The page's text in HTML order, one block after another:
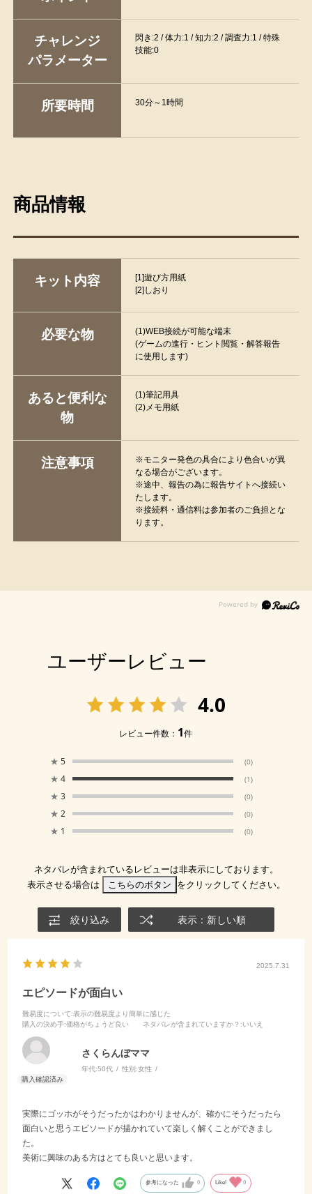
チャレンジ
パラメーター
閃き:2 / 体力:1 / 知力:2 / 調査力:1 / 特殊
技能:0
所要時間 30分～1時間
商品情報
キット内容
[1]遊び方用紙
[2]しおり
必要な物
(1)WEB接続が可能な端末
(ゲームの進行・ヒント閲覧・解答報告
に使用します)
あると便利な
物
(1)筆記用具
(2)メモ用紙
注意事項
※モニター発色の具合により色合いが異
なる場合がございます。
※途中、報告の為に報告サイトへ接続い
たします。
※接続料・通信料は参加者のご負担とな
ります。
ユーザーレビュー
4.0
レビュー件数： 1件
★ 5 (0)
★ 4 (1)
★ 3 (0)
★ 2 (0)
★ 1 (0)
ネタバレが含まれているレビューは非表示にしております。
表示させる場合は
こちらのボタン をクリックしてください。
絞り込み 表示：新しい順
2025.7.31
エピソードが面白い
難易度について:表示の難易度より簡単に感じた
購入の決め手:価格がちょうど良い ネタバレが含まれていますか？ :いいえ
さくらんぼママ
年代:50代 性別:女性
実際にゴッホがそうだったかはわかりませんが、確かにそうだったら
面白いと思うエピソードが描かれていて楽しく解くことができまし
た。
美術に興味のある方はとても良いと思います。
参考になった 0 Like! 0